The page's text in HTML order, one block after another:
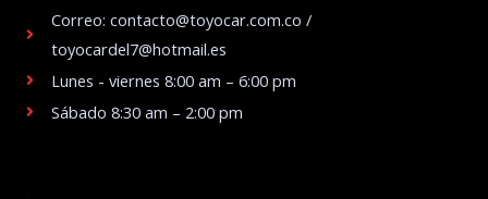
Correo: contacto@toyocar.com.co /
toyocardel7@hotmail.es
Lunes - viernes 8:00 am – 6:00 pm
Sábado 8:30 am – 2:00 pm